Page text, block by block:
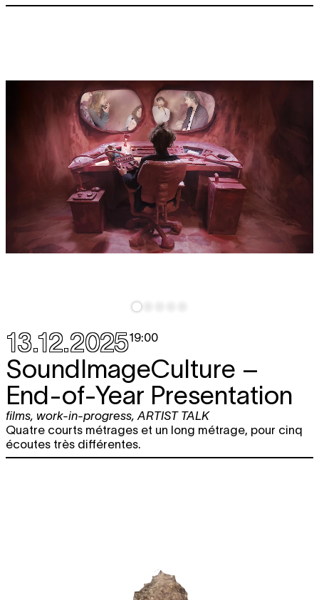
13.12.202519:00
SoundImageCulture –
End-of-Year Presentation
films, work-in-progress, ARTIST TALK
Quatre courts métrages et un long métrage, pour cinq
écoutes très différentes.